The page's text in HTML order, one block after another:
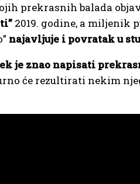
prekrasnih balada
2019. godine, a miljenik
najavljuje i povratak u
je znao napisati
će rezultirati nekim